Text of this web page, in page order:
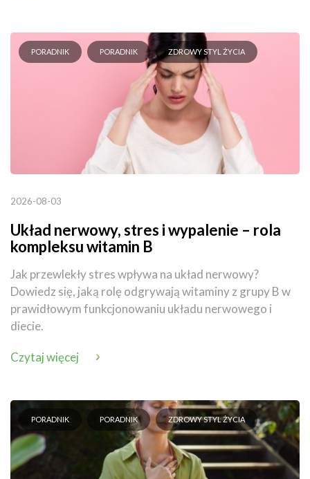
PORADNIK PORADNIK ZDROWY STYL ŻYCIA
2026-08-03
Układ nerwowy, stres i wypalenie – rola
kompleksu witamin B
Jak przewlekły stres wpływa na układ nerwowy?
Dowiedz się, jaką rolę odgrywają witaminy z grupy B w
prawidłowym funkcjonowaniu układu nerwowego i
diecie.
Czytaj więcej
PORADNIK PORADNIK ZDROWY STYL ŻYCIA